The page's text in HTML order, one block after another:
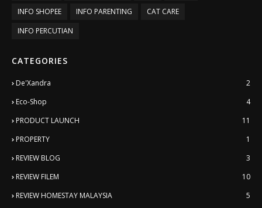
INFO SHOPEE
INFO PARENTING
CAT CARE
INFO PERCUTIAN
CATEGORIES
De'Xandra
2
Eco-Shop
4
PRODUCT LAUNCH
11
PROPERTY
1
REVIEW BLOG
3
REVIEW FILEM
10
REVIEW HOMESTAY MALAYSIA
5